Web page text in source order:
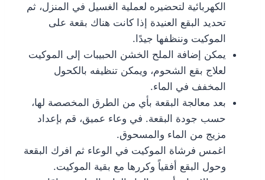
الكهربائية لتحضيره لعملية الغسيل في المنزل، ثم
تحديد البقع العنيدة إذا كانت هناك بقعة على
الموكيت وننظفها جيدًا.
يمكن إضافة الملح الخشن الحبيبات إلى الموكيت
لعلاج بقع الشحوم، ويمكن تنظيفه بالكحول
المخفف في الماء.
بعد معالجة البقعة بأي من الطرق المخصصة لها،
حسب جودة البقعة. في وعاء عميق، قم بإعداد
مزيج من الماء والمسحوق.
اغمس فرشاة الموكيت في الوعاء ثم افرك البقعة
وحول البقع أفقياً وكررها مع بقية الموكيت.